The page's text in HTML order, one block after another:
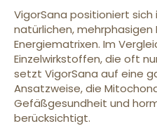
VigorSana positioniert
natürlichen,
Energiematrixen. Im
Einzelwirkstoffen, die oft
setzt VigorSana auf eine
Ansatzweise, die
Gefäßgesundheit und
berücksichtigt.